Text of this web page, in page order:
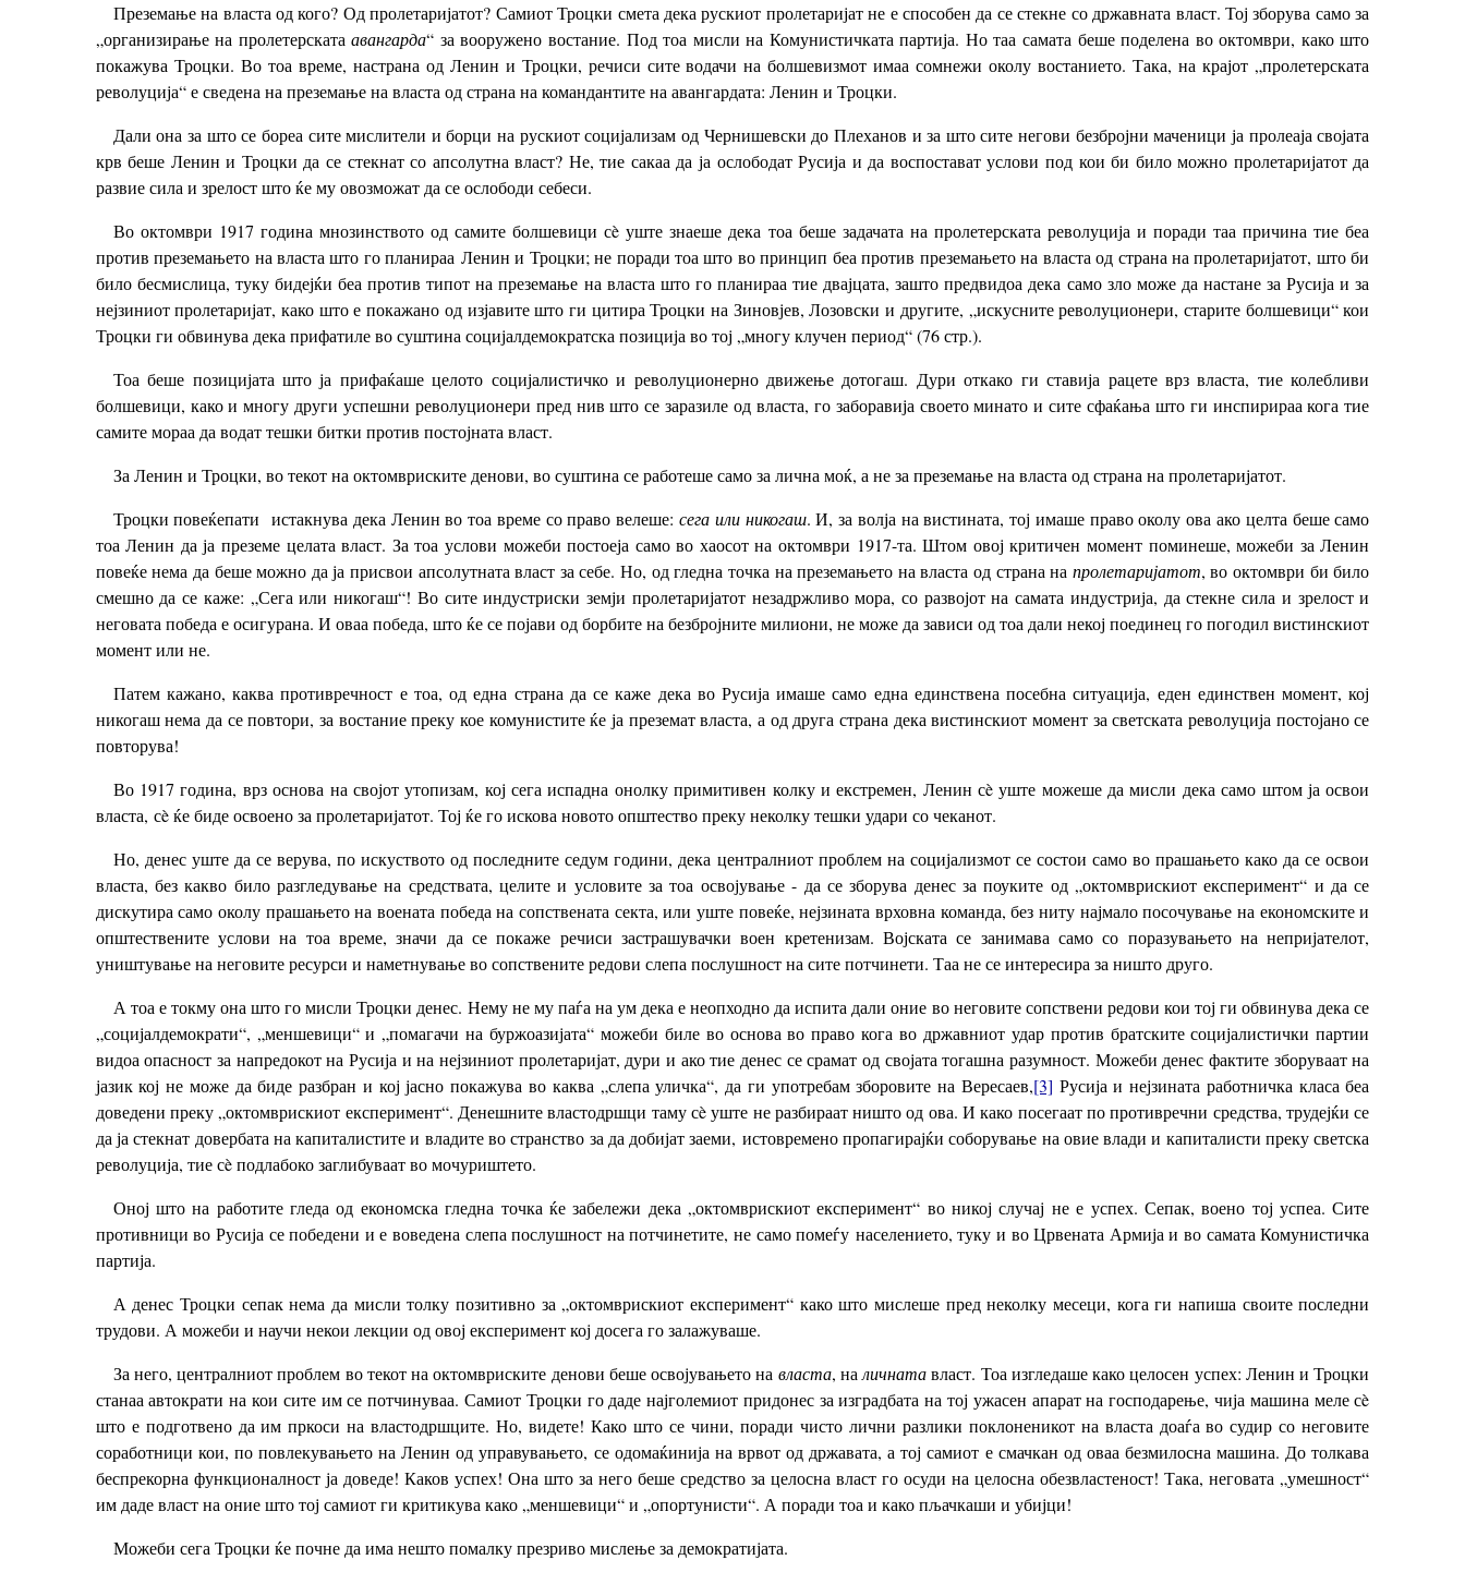
Преземање на власта од кого? Од пролетаријатот? Самиот Троцки смета дека рускиот пролетаријат не е способен да се стекне со државната власт. Тој зборува само за
„организирање на пролетерскатаавангарда“ за вооружено востание. Под тоа мисли на Комунистичката партија. Но таа самата беше поделена во октомври, како што
покажува Троцки. Во тоа време, настрана од Ленин и Троцки, речиси сите водачи на болшевизмот имаа сомнежи околу востанието. Така, на крајот „пролетерската
револуција“ е сведена на преземање на власта од страна на командантите на авангардата: Ленин и Троцки.
Дали она за што се бореа сите мислители и борци на рускиот социјализам од Чернишевски до Плеханов и за што сите негови безбројни маченици ја пролеаја својата
крв беше Ленин и Троцки да се стекнат со апсолутна власт? Не, тие сакаа да ја ослободат Русија и да воспостават услови под кои би било можно пролетаријатот да
развие сила и зрелост што ќе му овозможат да се ослободи себеси.
Во октомври 1917 година мнозинството од самите болшевици сè уште знаеше дека тоа беше задачата на пролетерската револуција и поради таа причина тие беа
против преземањето на власта што го планираа Ленин и Троцки; не поради тоа што во принцип беа против преземањето на власта од страна на пролетаријатот, што би
било бесмислица, туку бидејќи беа против типот на преземање на власта што го планираа тие двајцата, зашто предвидоа дека само зло може да настане за Русија и за
нејзиниот пролетаријат, како што е покажано од изјавите што ги цитира Троцки на Зиновјев, Лозовски и другите, „искусните револуционери, старите болшевици“ кои
Троцки ги обвинува дека прифатиле во суштина социјалдемократска позиција во тој „многу клучен период“ (76 стр.).
Тоа беше позицијата што ја прифаќаше целото социјалистичко и револуционерно движење дотогаш. Дури откако ги ставија рацете врз власта, тие колебливи
болшевици, како и многу други успешни револуционери пред нив што се заразиле од власта, го заборавија своето минато и сите сфаќања што ги инспирираа кога тие
самите мораа да водат тешки битки против постојната власт.
За Ленин и Троцки, во текот на октомвриските денови, во суштина се работеше само за лична моќ, а не за преземање на власта од страна на пролетаријатот.
Троцки повеќепати истакнува дека Ленин во тоа време со право велеше: сега или никогаш. И, за волја на вистината, тој имаше право околу ова ако целта беше само
тоа Ленин да ја преземе целата власт. За тоа услови можеби постоеја само во хаосот на октомври 1917-та. Штом овој критичен момент поминеше, можеби за Ленин
повеќе нема да беше можно да ја присвои апсолутната власт за себе. Но, од гледна точка на преземањето на власта од страна на пролетаријатот, во октомври би било
смешно да се каже: „Сега или никогаш“! Во сите индустриски земји пролетаријатот незадржливо мора, со развојот на самата индустрија, да стекне сила и зрелост и
неговата победа е осигурана. И оваа победа, што ќе се појави од борбите на безбројните милиони, не може да зависи од тоа дали некој поединец го погодил вистинскиот
момент или не.
Патем кажано, каква противречност е тоа, од една страна да се каже дека во Русија имаше само една единствена посебна ситуација, еден единствен момент, кој
никогаш нема да се повтори, за востание преку кое комунистите ќе ја преземат власта, а од друга страна дека вистинскиот момент за светската револуција постојано се
повторува!
Во 1917 година, врз основа на својот утопизам, кој сега испадна онолку примитивен колку и екстремен, Ленин сè уште можеше да мисли дека само штом ја освои
власта, сè ќе биде освоено за пролетаријатот. Тој ќе го искова новото општество преку неколку тешки удари со чеканот.
Но, денес уште да се верува, по искуството од последните седум години, дека централниот проблем на социјализмот се состои само во прашањето како да се освои
власта, без какво било разгледување на средствата, целите и условите за тоа освојување - да се зборува денес за поуките од „октомврискиот експеримент“ и да се
дискутира само околу прашањето на воената победа на сопствената секта, или уште повеќе, нејзината врховна команда, без ниту најмало посочување на економските и
општествените услови на тоа време, значи да се покаже речиси застрашувачки воен кретенизам. Војската се занимава само со поразувањето на непријателот,
уништување на неговите ресурси и наметнување во сопствените редови слепа послушност на сите потчинети. Таа не се интересира за ништо друго.
А тоа е токму она што го мисли Троцки денес. Нему не му паѓа на ум дека е неопходно да испита дали оние во неговите сопствени редови кои тој ги обвинува дека се
„социјалдемократи“, „меншевици“ и „помагачи на буржоазијата“ можеби биле во основа во право кога во државниот удар против братските социјалистички партии
видоа опасност за напредокот на Русија и на нејзиниот пролетаријат, дури и ако тие денес се срамат од својата тогашна разумност. Можеби денес фактите зборуваат на
јазик кој не може да биде разбран и кој јасно покажува во каква „слепа уличка“, да ги употребам зборовите на Вересаев,[3] Русија и нејзината работничка класа беа
доведени преку „октомврискиот експеримент“. Денешните властодршци таму сè уште не разбираат ништо од ова. И како посегаат по противречни средства, трудејќи се
да ја стекнат довербата на капиталистите и владите во странство за да добијат заеми, истовремено пропагирајќи соборување на овие влади и капиталисти преку светска
револуција, тие сè подлабоко заглибуваат во мочуриштето.
Оној што на работите гледа од економска гледна точка ќе забележи дека „октомврискиот експеримент“ во никој случај не е успех. Сепак, воено тој успеа. Сите
противници во Русија се победени и е воведена слепа послушност на потчинетите, не само помеѓу населението, туку и во Црвената Армија и во самата Комунистичка
партија.
А денес Троцки сепак нема да мисли толку позитивно за „октомврискиот експеримент“ како што мислеше пред неколку месеци, кога ги напиша своите последни
трудови. А можеби и научи некои лекции од овој експеримент кој досега го залажуваше.
За него, централниот проблем во текот на октомвриските денови беше освојувањето на власта, наличнатавласт. Тоа изгледаше како целосен успех: Ленин и Троцки
станаа автократи на кои сите им се потчинуваа. Самиот Троцки го даде најголемиот придонес за изградбата на тој ужасен апарат на господарење, чија машина меле сè
што е подготвено да им пркоси на властодршците. Но, видете! Како што се чини, поради чисто лични разлики поклоненикот на власта доаѓа во судир со неговите
соработници кои, по повлекувањето на Ленин од управувањето, се одомаќинија на врвот од државата, а тој самиот е смачкан од оваа безмилосна машина. До толкава
беспрекорна функционалност ја доведе! Каков успех! Она што за него беше средство за целосна власт го осуди на целосна обезвластеност! Така, неговата „умешност“
им даде власт на оние што тој самиот ги критикува како „меншевици“ и „опортунисти“. А поради тоа и како пљачкаши и убијци!
Можеби сега Троцки ќе почне да има нешто помалку презриво мислење за демократијата.